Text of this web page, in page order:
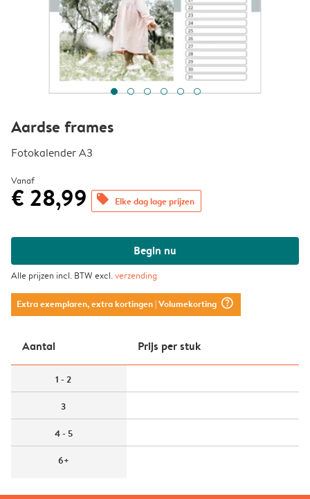
Aardse frames
Fotokalender A3
Vanaf
€ 28,99 offers Elke dag lage prijzen
Begin nu
Alle prijzen incl. BTW excl.verzending
Extra exemplaren, extra kortingen| Volumekorting question_mark_circle
Aantal Prijs per stuk
1 - 2
3
4 - 5
6+